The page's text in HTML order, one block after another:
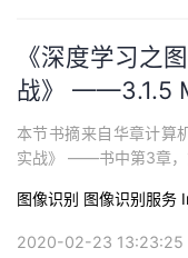
《深度学习之
本节书摘来自华章计算
实战》 ——书中第3章
图像识别 图像识别服务
2020-02-23 13:23:25